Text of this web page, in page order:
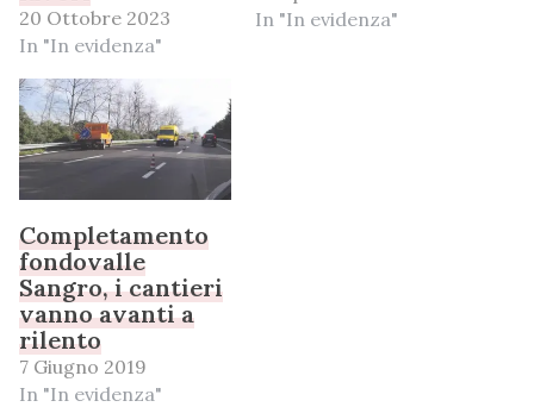
20 Ottobre 2023
In "In evidenza"
In "In evidenza"
Completamento
fondovalle
Sangro, i cantieri
vanno avanti a
rilento
7 Giugno 2019
In "In evidenza"